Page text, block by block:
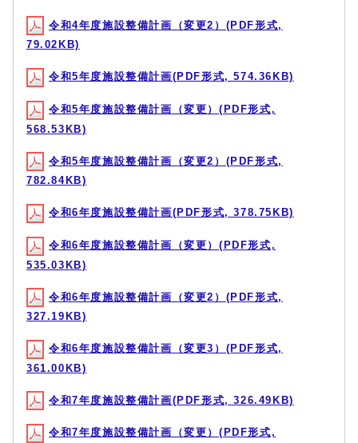
令和4年度施設整備計画（変更2）(PDF形式,
79.02KB)
令和5年度施設整備計画(PDF形式, 574.36KB)
令和5年度施設整備計画（変更）(PDF形式,
568.53KB)
令和5年度施設整備計画（変更2）(PDF形式,
782.84KB)
令和6年度施設整備計画(PDF形式, 378.75KB)
令和6年度施設整備計画（変更）(PDF形式,
535.03KB)
令和6年度施設整備計画（変更2）(PDF形式,
327.19KB)
令和6年度施設整備計画（変更3）(PDF形式,
361.00KB)
令和7年度施設整備計画(PDF形式, 326.49KB)
令和7年度施設整備計画（変更）(PDF形式,